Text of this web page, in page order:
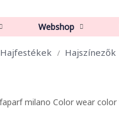
Webshop
Hajfestékek Hajszínezők